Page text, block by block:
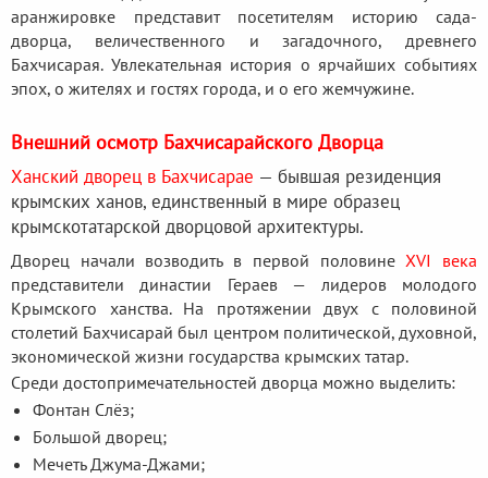
аранжировке представит посетителям историю сада-
дворца, величественного и загадочного, древнего
Бахчисарая. Увлекательная история о ярчайших событиях
эпох, о жителях и гостях города, и о его жемчужине.
Внешний осмотр Бахчисарайского Дворца
Ханский дворец в Бахчисарае — бывшая резиденция
крымских ханов, единственный в мире образец
крымскотатарской дворцовой архитектуры.
Дворец начали возводить в первой половине XVI века
представители династии Гераев — лидеров молодого
Крымского ханства. На протяжении двух с половиной
столетий Бахчисарай был центром политической, духовной,
экономической жизни государства крымских татар.
Среди достопримечательностей дворца можно выделить:
Фонтан Слёз;
Большой дворец;
Мечеть Джума-Джами;